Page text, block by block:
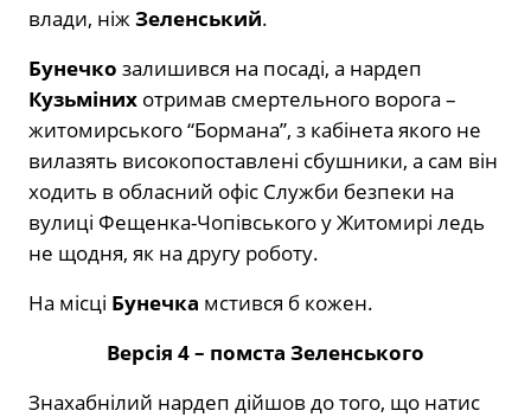
влади, ніжЗеленський.
Бунечко залишився на посаді, а нардеп
Кузьміних отримав смертельного ворога –
житомирського “Бормана”, з кабінета якого не
вилазять високопоставлені сбушники, а сам він
ходить в обласний офіс Служби безпеки на
вулиці Фещенка-Чопівського у Житомирі ледь
не щодня, як на другу роботу.
На місці Бунечка мстився б кожен.
Версія 4 – помста Зеленського
Знахабнілий нардеп дійшов до того, що натис